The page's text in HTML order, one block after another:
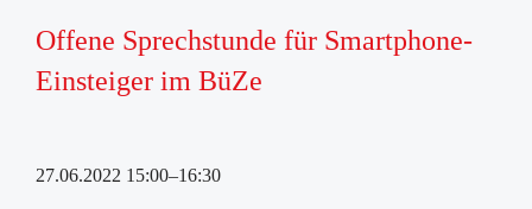
Offene Sprechstunde für Smartphone-
Einsteiger im BüZe
27.06.2022 15:00–16:30